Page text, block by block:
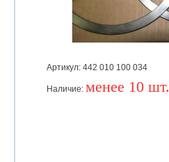
Артикул: 442 010 100 034
Наличие: менее 10 шт.